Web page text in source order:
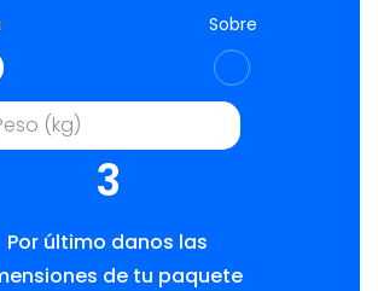
Sobre
3
Por último danos las
de tu paquete